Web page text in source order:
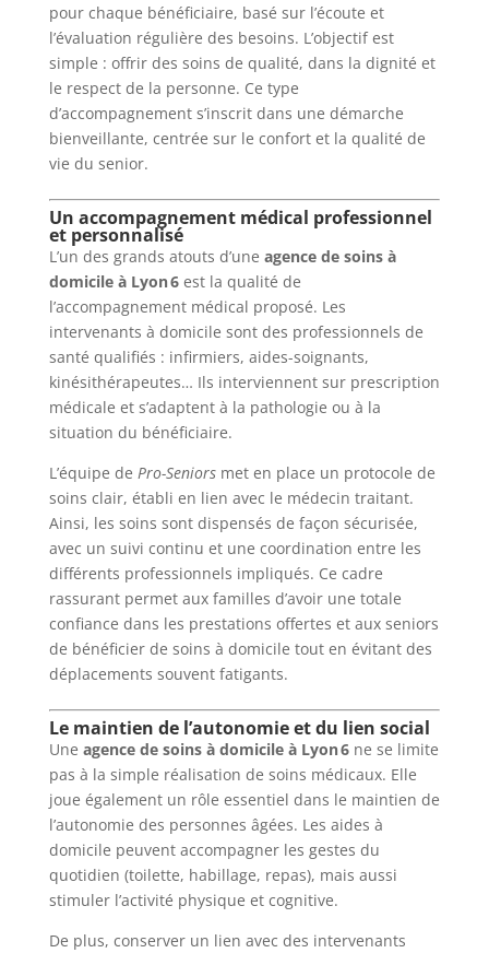
pour chaque bénéficiaire, basé sur l’écoute et
l’évaluation régulière des besoins. L’objectif est
simple : offrir des soins de qualité, dans la dignité et
le respect de la personne. Ce type
d’accompagnement s’inscrit dans une démarche
bienveillante, centrée sur le confort et la qualité de
vie du senior.
Un accompagnement médical professionnel
et personnalisé
L’un des grands atouts d’une agence de soins à
domicile à Lyon 6est la qualité de
l’accompagnement médical proposé. Les
intervenants à domicile sont des professionnels de
santé qualifiés : infirmiers, aides-soignants,
kinésithérapeutes… Ils interviennent sur prescription
médicale et s’adaptent à la pathologie ou à la
situation du bénéficiaire.
L’équipe de Pro-Seniorsmet en place un protocole de
soins clair, établi en lien avec le médecin traitant.
Ainsi, les soins sont dispensés de façon sécurisée,
avec un suivi continu et une coordination entre les
différents professionnels impliqués. Ce cadre
rassurant permet aux familles d’avoir une totale
confiance dans les prestations offertes et aux seniors
de bénéficier de soins à domicile tout en évitant des
déplacements souvent fatigants.
Le maintien de l’autonomie et du lien social
Une agence de soins à domicile à Lyon 6ne se limite
pas à la simple réalisation de soins médicaux. Elle
joue également un rôle essentiel dans le maintien de
l’autonomie des personnes âgées. Les aides à
domicile peuvent accompagner les gestes du
quotidien (toilette, habillage, repas), mais aussi
stimuler l’activité physique et cognitive.
De plus, conserver un lien avec des intervenants